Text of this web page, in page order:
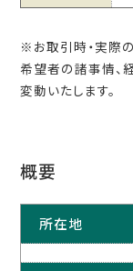
※お取引時・実際
希望者の諸事情、
変動いたします。
概要
所在地